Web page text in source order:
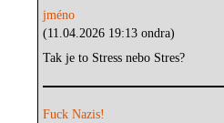
jméno
(11.04.2026 19:13 ondra)
Tak je to Stress nebo Stres?
Fuck Nazis!